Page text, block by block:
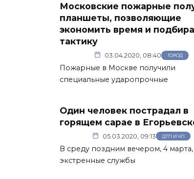
Московские пожарные
планшеты, позволяющие
экономить время и
тактику
03.04.2020, 08:40 ГОРОД
Пожарные в Москве получили
специальные ударопрочные
Один человек пострадал в
горящем сарае в
05.03.2020, 09:13 ДТП И ЧП
В среду поздним вечером, 4 марта,
экстренные службы